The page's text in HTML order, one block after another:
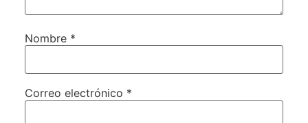
Nombre *
Correo electrónico *